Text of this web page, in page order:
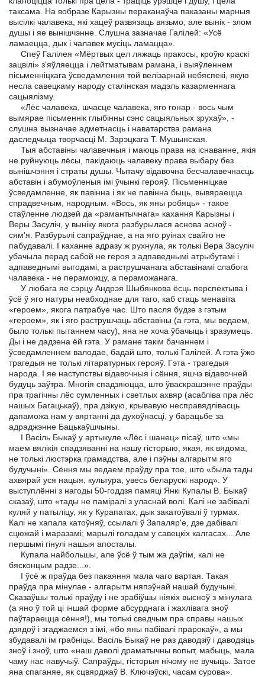
таксама. На вобразе Карызны пераканаўча паказаны марныя
высілкі чалавека, які хацеў развязаць вязьмо, але вынік - злом
душы і яе вынішчэнне. Слушна зазначае Галілей: «Усё
ламаецца, дык і чалавек мусіць ламацца».
Спеў Галілея «Мёртвых цел ляжаць пракосы, кроўю краскі
зацвілі» з'яўляецца і лейтматывам рамана, і выяўленнем
пісьменніцкага ўсведамлення той велізарнай небяспекі, якую
несла савецкаму народу сталінская мадэль казарменнага
сацыялізму.
«Лёс чалавека, шчасце чалавека, яго гонар - вось чым
вымярае пісьменнік глыбінны сэнс сацыяльных зрухаў», -
слушна вызначае адметнасць і наватарства рамана
даследчыца творчасці М. Зарэцкага Т. Мушынская.
Тыя абставіны чалавечныя і маюць права на існаванне, якія
не руйнуюць лёсы, пакідаюць чалавеку права выбару без
вынішчэння і страты душы. Чытачу відавочна бесчалавечнасць
абставін і абумоўленыя імі ўчынкі герояў. Пісьменніцкае
ўсведамленне, як павінна і як не павінна быць, вывяраецца
спрадвечным, народным. «Вось, як яны робяць» - такое
стаўленне людзей да «рамантычнага» кахання Карызны і
Веры Засуліч, у выніку якога разбурылася аснова асноў -
сям'я. Разбурылі сапраўднае, а на яго руінах свайго не
пабудавалі. I каханне адразу ж рухнула, як толькі Вера Засуліч
убачыла перад сабой не героя з адпаведнымі атрыбутамі і
адпаведнымі выгодамі, а раструшчанага абставінамі слабога
чалавека - не пераможцу, а пераможанага.
У любага яе сэрцу Андрэя Шыбянкова ёсць перспектыва і
ўсё ў яго натуры неабходнае для таго, каб стаць менавіта
«героем», якога патрабуе час. Што пасля будзе з гэтым
«героем», як і яго раструшчаць абставіны (а гэта, мы ведаем,
было толькі пытаннем часу), яна не хоча ўбачыць і зразумець.
Ды і не дадзена ёй гэта. У рамане такім бачаннем і
ўсведамленнем валодае, бадай што, толькі Галілей. А гэта ўжо
трагедыя не толькі літаратурных герояў. Гэта - трагедыя
народа. I яе наступствы відавочныя і сёння, яшчэ відавочней
будуць заўтра. Многія спадзяюцца, што ўваскрашэнне праўды
пра трагічны лёс сумленных і светлых ахвяр (асабліва пра лёс
нашых Багацькаў), пра дзікую, крывавую несправядлівасць
дапаможа нам у вяртанні да духоўнасці, у барацьбе за
адраджэнне Бацькаўшчыны.
I Васіль Быкаў у артыкуле «Лёс і шанец» пісаў, што «мы
маем вялікія спадзяванні на нашу гісторыю, якая, як вядома,
не толькі люстэрка грамадства, але і пэўны алгарытм яго
будучыні». Сёння мы ведаем праўду пра тое, што «была тады
ахвярай уся нацыя, культура, увесь беларускі народ». У
выступлённі з нагоды 50-годдзя памяці Янкі Купалы В. Быкаў
сказаў, што «тады не паміралі з уласнай волі. Калі не забівалі
куляй у патыліцу, як у Курапатах, дык закатоўвалі ў турмах.
Калі не хапала катоўняў, ссылалі ў Запаляр'е, дзе дабівалі
сцюжай і маразамі; марылі голадам у савецкіх калгасах... Але
першымі гінулі нашыя апосталы.
Купала найбольшы, але ўсё ў тым жа даўгім, калі не
бясконцым радзе...».
I ўсё ж праўда без пакаяння мала чаго вартая. Такая
праўда пра мінулае - алгарытм няпэўнай нашай будучыні.
Сказаўшы толькі праўду і не зрабіўшы ніякіх высноў з мінулага
(а яно ў той ці іншай форме абсурднага і жахлівага зноў
паўтараецца сёння!), мы толькі сведчым пра справы нашых
дзядоў і згаджаемся з імі, «бо яны пабівалі прарокаў», а мы
збудавалі ім грабніцы. Васіль Быкаў не раз даводзіў і даводзіць
зноў і зноў, што «наш даволі драматычны вопыт, мабыць, мала
чаму нас навучыў. Сапраўды, гісторыя нічому не вучыць. Затое
яна спаганяе, як сцвярджаў В. Ключэўскі, часам сурова».